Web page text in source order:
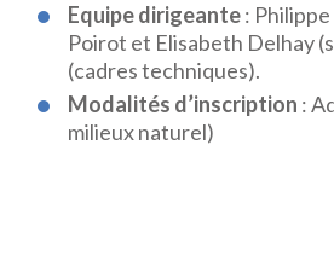
Equipe dirigeante:
Poirot et Elisabeth Delhay
(cadres techniques).
Modalités d’inscription :
milieux naturel)